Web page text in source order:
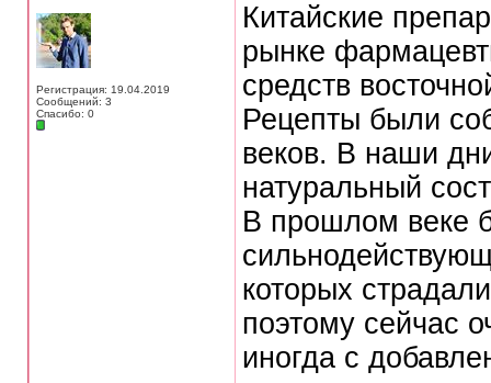
Регистрация: 19.04.2019
Сообщений: 3
Спасибо: 0
Китайские
рынке
средств
Рецепты были
веков. В наши
натуральный
В прошлом веке
которых
поэтому сейчас
иногда с